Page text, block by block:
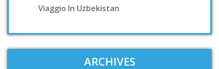
Viaggio In Uzbekistan
ARCHIVES